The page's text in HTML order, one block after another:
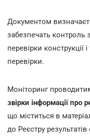
Документом
забезпечать
перевірки конструкції
перевірки.
Моніторинг
звірки інформації про
що міститься в
до Реєстру